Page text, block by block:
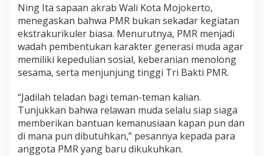
n
A
n
g
g
o
t
P
M
R
K
o
t
Ning Ita sapaan akrab Wali Kota Mojokerto,
menegaskan bahwa PMR bukan sekadar kegiatan
ekstrakurikuler biasa. Menurutnya, PMR menjadi
wadah pembentukan karakter generasi muda agar
memiliki kepedulian sosial, keberanian menolong
sesama, serta menjunjung tinggi Tri Bakti PMR.
“Jadilah teladan bagi teman-teman kalian.
Tunjukkan bahwa relawan muda selalu siap siaga
memberikan bantuan kemanusiaan kapan pun dan
di mana pun dibutuhkan,” pesannya kepada para
anggota PMR yang baru dikukuhkan.